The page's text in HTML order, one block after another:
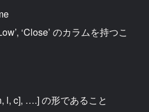
‘Close’ のカラムを持つこ
l, c], ….] の形であること